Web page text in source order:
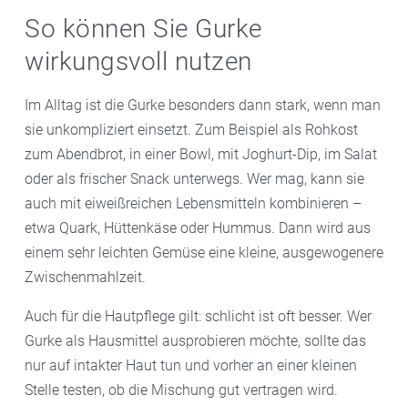
So können Sie Gurke
wirkungsvoll nutzen
Im Alltag ist die Gurke besonders dann stark, wenn man
sie unkompliziert einsetzt. Zum Beispiel als Rohkost
zum Abendbrot, in einer Bowl, mit Joghurt-Dip, im Salat
oder als frischer Snack unterwegs. Wer mag, kann sie
auch mit eiweißreichen Lebensmitteln kombinieren –
etwa Quark, Hüttenkäse oder Hummus. Dann wird aus
einem sehr leichten Gemüse eine kleine, ausgewogenere
Zwischenmahlzeit.
Auch für die Hautpflege gilt: schlicht ist oft besser. Wer
Gurke als Hausmittel ausprobieren möchte, sollte das
nur auf intakter Haut tun und vorher an einer kleinen
Stelle testen, ob die Mischung gut vertragen wird.